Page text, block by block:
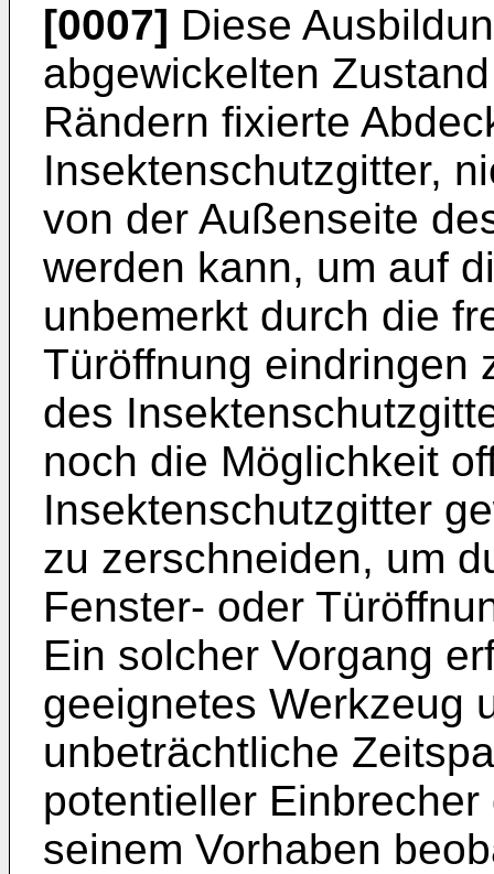
[0007] Diese
abgewickelten
Rändern fixierte
Insektenschutzgitter,
von der Außenseite
werden kann, um auf
unbemerkt durch die
Türöffnung eindringen
des
noch die Möglichkeit
Insektenschutzgitter
zu zerschneiden, um
Fenster- oder
Ein solcher Vorgang
geeignetes Werkzeug
unbeträchtliche
potentieller
seinem Vorhaben